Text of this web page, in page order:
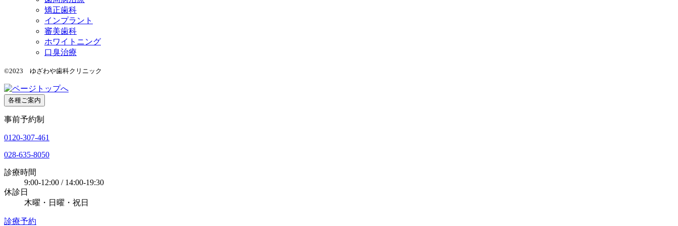
矯正歯科
インプラント
審美歯科
ホワイトニング
口臭治療
©2023 ゆざわや歯科クリニック
各種ご案内
事前予約制
0120-307-461
028-635-8050
診療時間
9:00-12:00 / 14:00-19:30
休診日
木曜・日曜・祝日
診療予約